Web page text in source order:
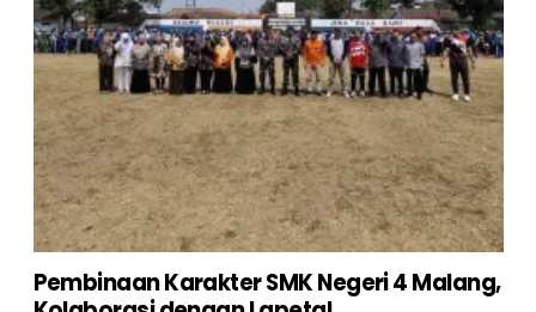
Pembinaan Karakter SMK Negeri 4 Malang,